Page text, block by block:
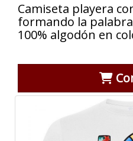
Camiseta playera
formando la palabra
100% algodón en